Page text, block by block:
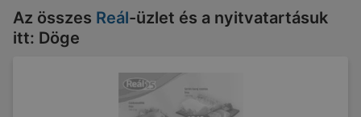
Az összes Reál-üzlet és a nyitvatartásuk
itt: Döge